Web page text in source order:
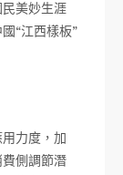
美妙生涯
“江西樣板”
力度，加
側調節潛